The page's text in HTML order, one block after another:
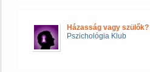
Házasság vagy szülők?
Pszichológia Klub